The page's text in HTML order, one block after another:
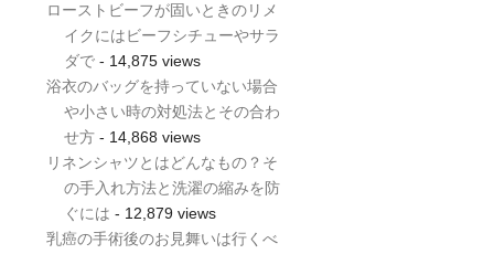
ローストビーフが固いときのリメ
イクにはビーフシチューやサラ
ダで- 14,875 views
浴衣のバッグを持っていない場合
や小さい時の対処法とその合わ
せ方- 14,868 views
リネンシャツとはどんなもの？そ
の手入れ方法と洗濯の縮みを防
ぐには - 12,879 views
乳癌の手術後のお見舞いは行くべ